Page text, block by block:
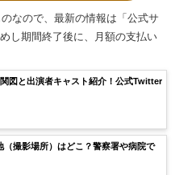
なので、最新の情報は「公式サ
し期間終了後に、月額の支払い
図と出演者キャスト紹介！公式Twitter
（撮影場所）はどこ？警察署や病院で